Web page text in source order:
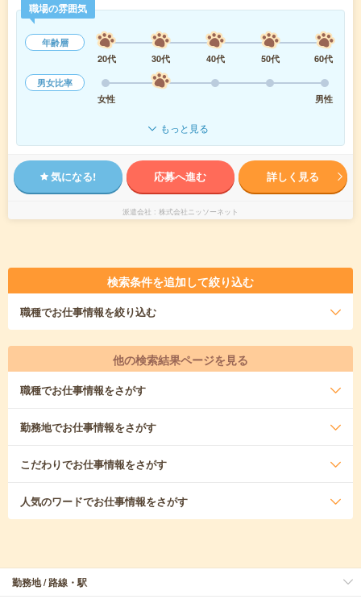
職場の雰囲気
年齢層
20代
30代 40代 50代
60代
男女比率
女性
男性
もっと見る
気になる! 応募へ進む 詳しく見る
派遣会社 株式会社ニッソーネット
検索条件を追加して絞り込む
職種でお仕事情報を絞り込む
他の検索結果ページを見る
職種でお仕事情報をさがす
勤務地でお仕事情報をさがす
こだわりでお仕事情報をさがす
人気のワードでお仕事情報をさがす
勤務地 / 路線・駅